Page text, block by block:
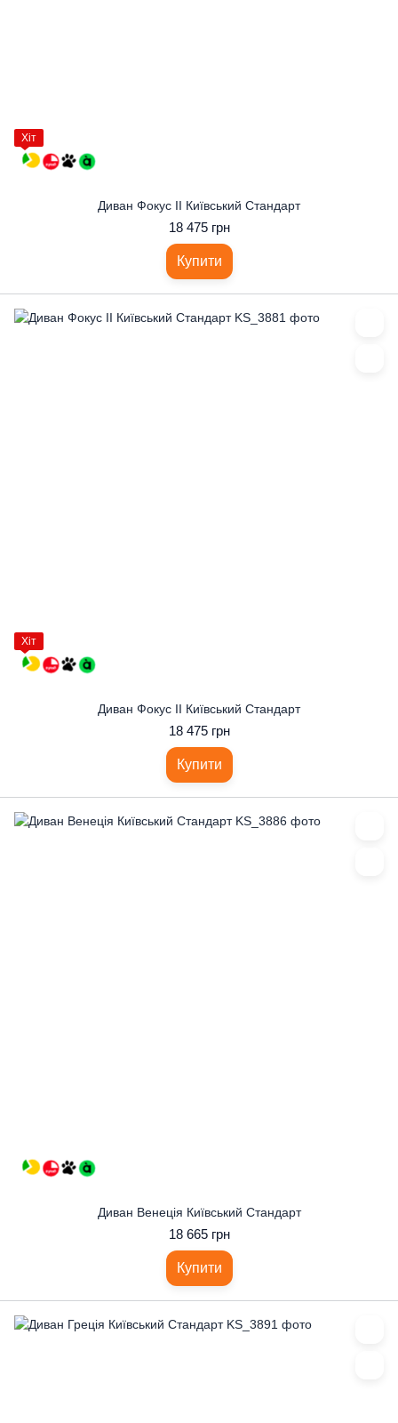
Хіт
Диван Фокус II Київський Стандарт
18 475 грн
Купити
Хіт
Диван Фокус II Київський Стандарт
18 475 грн
Купити
Диван Венеція Київський Стандарт
18 665 грн
Купити